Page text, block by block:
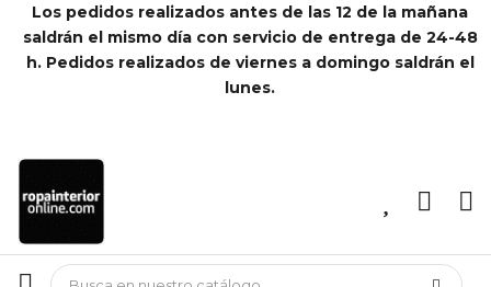
Los pedidos realizados antes de las 12 de la mañana
saldrán el mismo día con servicio de entrega de 24-48
h. Pedidos realizados de viernes a domingo saldrán el
lunes.